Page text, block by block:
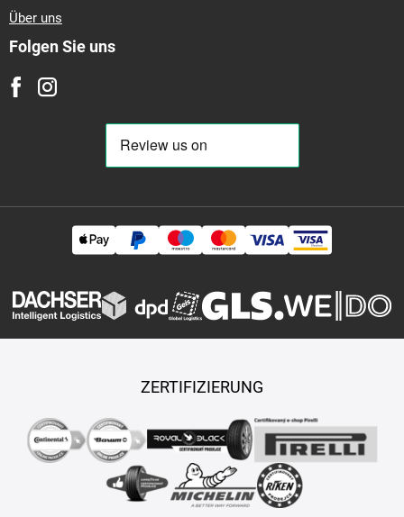
Über uns
Folgen Sie uns
ZERTIFIZIERUNG